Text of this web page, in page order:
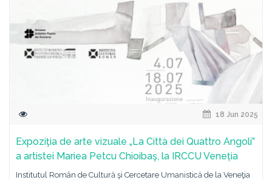
18 Jun 2025
Expoziţia de arte vizuale „La Città dei Quattro Angoli”
a artistei Mariea Petcu Chioibaş, la IRCCU Veneția
Institutul Român de Cultură şi Cercetare Umanistică de la Veneţia